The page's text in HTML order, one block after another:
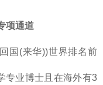
项通道
国(来华))世界排名前
专业博士且在海外有3